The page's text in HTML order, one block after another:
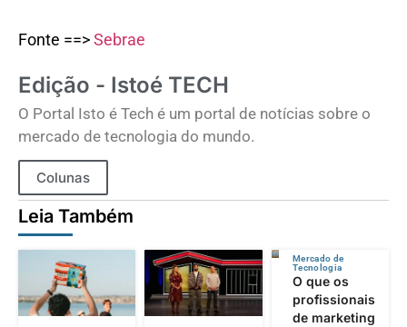
Fonte ==>Sebrae
Edição - Istoé TECH
O Portal Isto é Tech é um portal de notícias sobre o
mercado de tecnologia do mundo.
Colunas
Leia Também
Mercado de
Tecnologia
O que os
profissionais
de marketing